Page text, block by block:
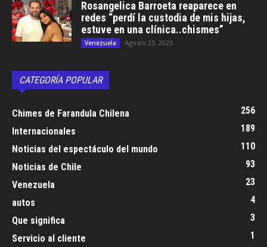
Rosangelica Barroeta reaparece en
redes “perdí la custodia de mis hijas,
estuve en una clínica..chismes”
Venezuela Agosto 23, 2023
CATEGORÍA POPULAR
Chimes de Farandula Chilena
256
Internacionales
189
Noticias del espectáculo del mundo
110
Noticias de Chile
93
Venezuela
23
autos
4
Que significa
3
Servicio al cliente
1